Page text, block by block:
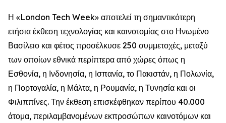
Η «London Tech Week» αποτελεί τη σημαντικότερη
ετήσια έκθεση τεχνολογίας και καινοτομίας στο Ηνωμένο
Βασίλειο και φέτος προσέλκυσε 250 συμμετοχές, μεταξύ
των οποίων εθνικά περίπτερα από χώρες όπως η
Εσθονία, η Ινδονησία, η Ισπανία, το Πακιστάν, η Πολωνία,
η Πορτογαλία, η Μάλτα, η Ρουμανία, η Τυνησία και οι
Φιλιππίνες. Την έκθεση επισκέφθηκαν περίπου 40.000
άτομα, περιλαμβανομένων εκπροσώπων καινοτόμων και